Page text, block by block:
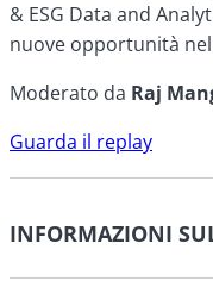
& ESG Data and
nuove opportunità
Moderato da Raj
Guarda il replay
INFORMAZIONI